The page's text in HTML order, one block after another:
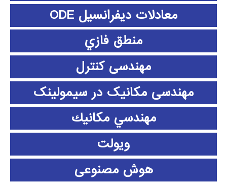
معادلات دیفرانسیل ODE
منطق فازي
مهندسی کنترل
مهندسی مکانیک در سیمولینک
مهندسي مكانيك
ویولت
هوش مصنوعی